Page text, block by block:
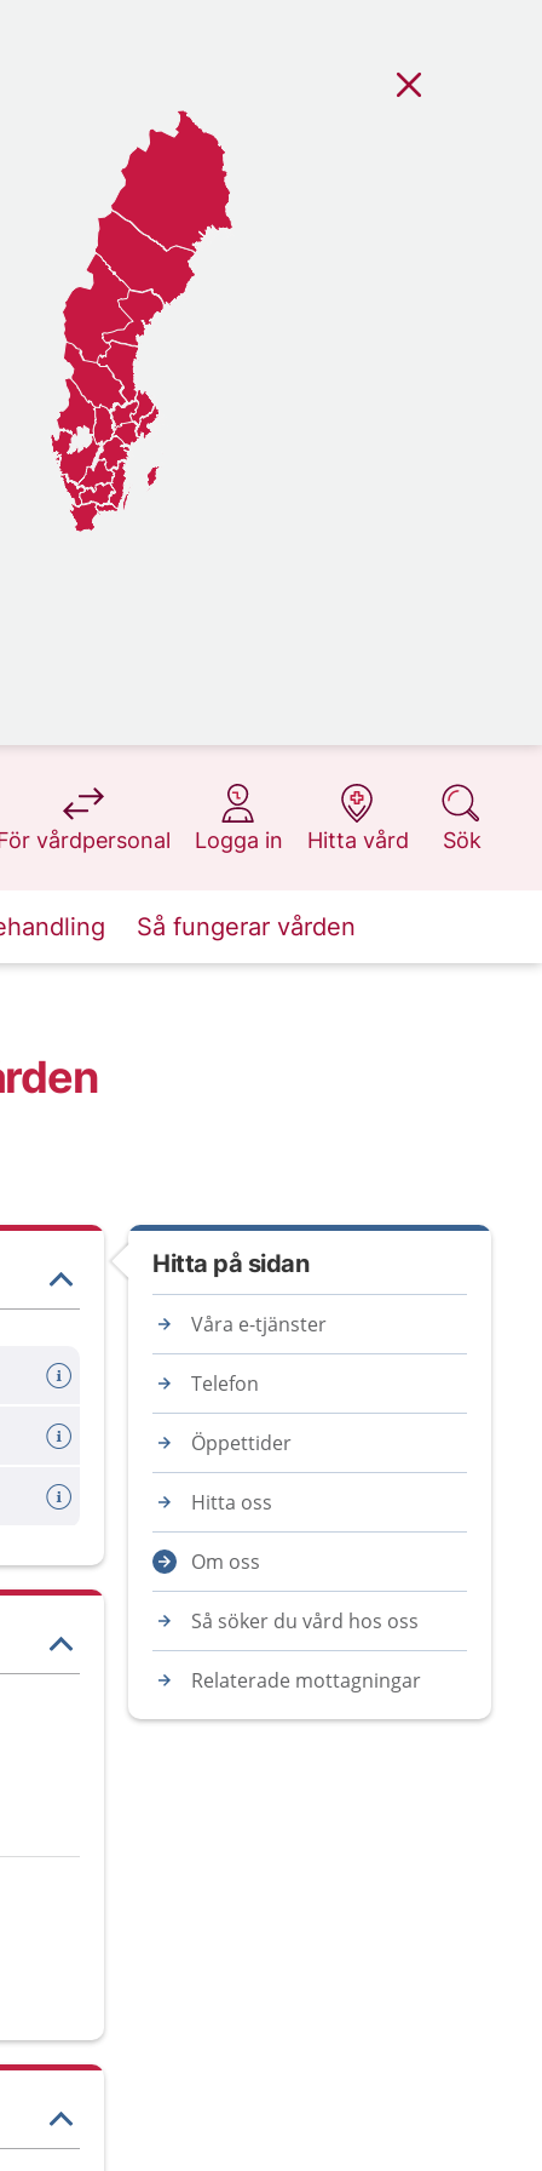
vårdpersonal
på 1177.se
Logga in
på 1177.se
Hitta vård
på 1177.se
Sök
på 1177.se
Så fungerar vården
Hitta på sidan
Våra e-tjänster
Telefon
Öppettider
Hitta oss
Om oss
Så söker du vård hos oss
Relaterade mottagningar